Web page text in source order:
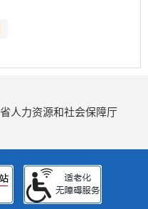
人力资源和社会保障厅